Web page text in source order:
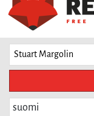
suomi